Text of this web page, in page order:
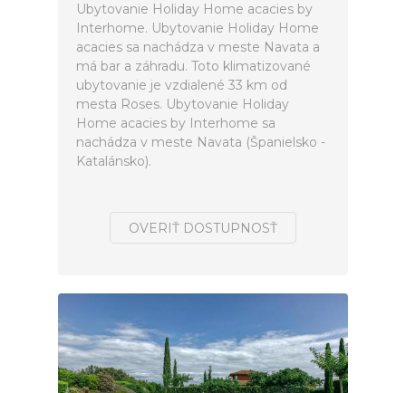
Ubytovanie Holiday Home acacies by
Interhome. Ubytovanie Holiday Home
acacies sa nachádza v meste Navata a
má bar a záhradu. Toto klimatizované
ubytovanie je vzdialené 33 km od
mesta Roses. Ubytovanie Holiday
Home acacies by Interhome sa
nachádza v meste Navata (Španielsko -
Katalánsko).
OVERIŤ DOSTUPNOSŤ